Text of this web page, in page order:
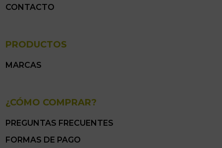
CONTACTO
PRODUCTOS
MARCAS
¿CÓMO COMPRAR?
PREGUNTAS FRECUENTES
FORMAS DE PAGO